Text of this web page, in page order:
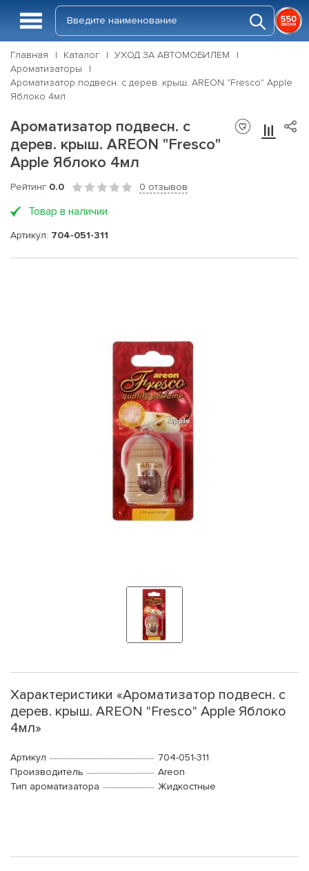
Главная Каталог
УХОД ЗА АВТОМОБИЛЕМ
Ароматизаторы
Ароматизатор подвесн. с дерев. крыш. AREON "Fresco" Apple
Яблоко 4мл
Ароматизатор подвесн. с
дерев. крыш. AREON "Fresco"
Apple Яблоко 4мл
Рейтинг 0.0 0 отзывов
Товар в наличии
Артикул: 704-051-311
Характеристики «Ароматизатор подвесн. с
дерев. крыш. AREON "Fresco" Apple Яблоко
4мл»
Артикул
704-051-311
Производитель
Areon
Тип ароматизатора
Жидкостные